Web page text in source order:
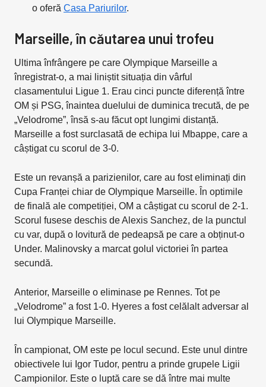
o oferă Casa Pariurilor.
Marseille, în căutarea unui trofeu
Ultima înfrângere pe care Olympique Marseille a
înregistrat-o, a mai liniștit situația din vârful
clasamentului Ligue 1. Erau cinci puncte diferență între
OM și PSG, înaintea duelului de duminica trecută, de pe
„Velodrome”, însă s-au făcut opt lungimi distanță.
Marseille a fost surclasată de echipa lui Mbappe, care a
câștigat cu scorul de 3-0.
Este un revanșă a parizienilor, care au fost eliminați din
Cupa Franței chiar de Olympique Marseille. În optimile
de finală ale competiției, OM a câștigat cu scorul de 2-1.
Scorul fusese deschis de Alexis Sanchez, de la punctul
cu var, după o lovitură de pedeapsă pe care a obținut-o
Under. Malinovsky a marcat golul victoriei în partea
secundă.
Anterior, Marseille o eliminase pe Rennes. Tot pe
„Velodrome” a fost 1-0. Hyeres a fost celălalt adversar al
lui Olympique Marseille.
În campionat, OM este pe locul secund. Este unul dintre
obiectivele lui Igor Tudor, pentru a prinde grupele Ligii
Campionilor. Este o luptă care se dă între mai multe